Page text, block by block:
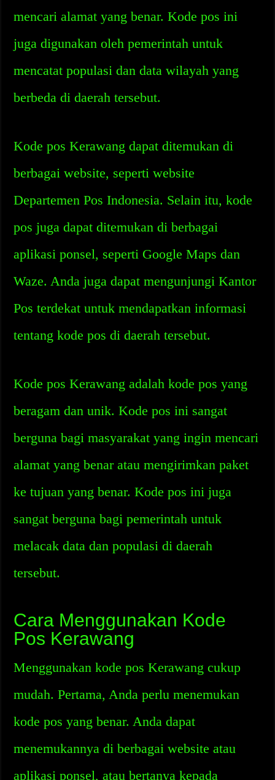
mencari alamat yang benar. Kode pos ini
juga digunakan oleh pemerintah untuk
mencatat populasi dan data wilayah yang
berbeda di daerah tersebut.
Kode pos Kerawang dapat ditemukan di
berbagai website, seperti website
Departemen Pos Indonesia. Selain itu, kode
pos juga dapat ditemukan di berbagai
aplikasi ponsel, seperti Google Maps dan
Waze. Anda juga dapat mengunjungi Kantor
Pos terdekat untuk mendapatkan informasi
tentang kode pos di daerah tersebut.
Kode pos Kerawang adalah kode pos yang
beragam dan unik. Kode pos ini sangat
berguna bagi masyarakat yang ingin mencari
alamat yang benar atau mengirimkan paket
ke tujuan yang benar. Kode pos ini juga
sangat berguna bagi pemerintah untuk
melacak data dan populasi di daerah
tersebut.
Cara Menggunakan Kode
Pos Kerawang
Menggunakan kode pos Kerawang cukup
mudah. Pertama, Anda perlu menemukan
kode pos yang benar. Anda dapat
menemukannya di berbagai website atau
aplikasi ponsel, atau bertanya kepada